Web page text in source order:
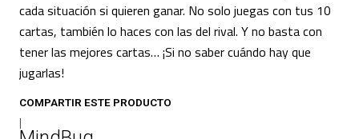
cada situación si quieren ganar. No solo juegas con tus 10
cartas, también lo haces con las del rival. Y no basta con
tener las mejores cartas… ¡Si no saber cuándo hay que
jugarlas!
COMPARTIR ESTE PRODUCTO
|